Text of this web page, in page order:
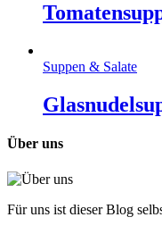
Suppen & Salate
Über uns
Für uns ist dieser Blog